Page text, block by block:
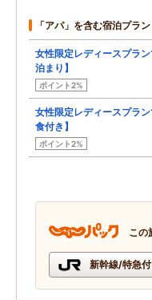
「アパ」を含む宿泊プラン
女性限定レディースプラ
泊まり】
ポイント2%
女性限定レディースプラ
食付き】
ポイント2%
この
新幹線/特急